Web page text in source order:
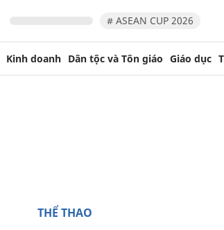
# ASEAN CUP 2026
Kinh doanh Dân tộc và Tôn giáo Giáo dục
THỂ THAO